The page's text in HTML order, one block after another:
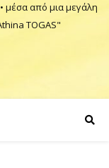
μέσα από μια μεγάλη
TOGAS"